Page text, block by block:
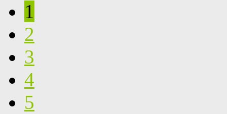
1
2
3
4
5